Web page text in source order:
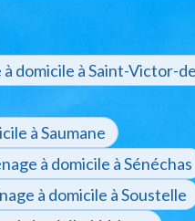
à domicile à Saint-Victor-
à Saumane
à domicile à Sénéchas
à domicile à Soustelle